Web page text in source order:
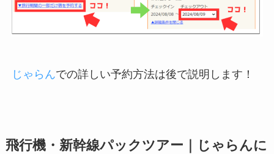
じゃらんでの詳しい予約方法は後で説明します！
飛行機・新幹線パックツアー｜じゃらんに